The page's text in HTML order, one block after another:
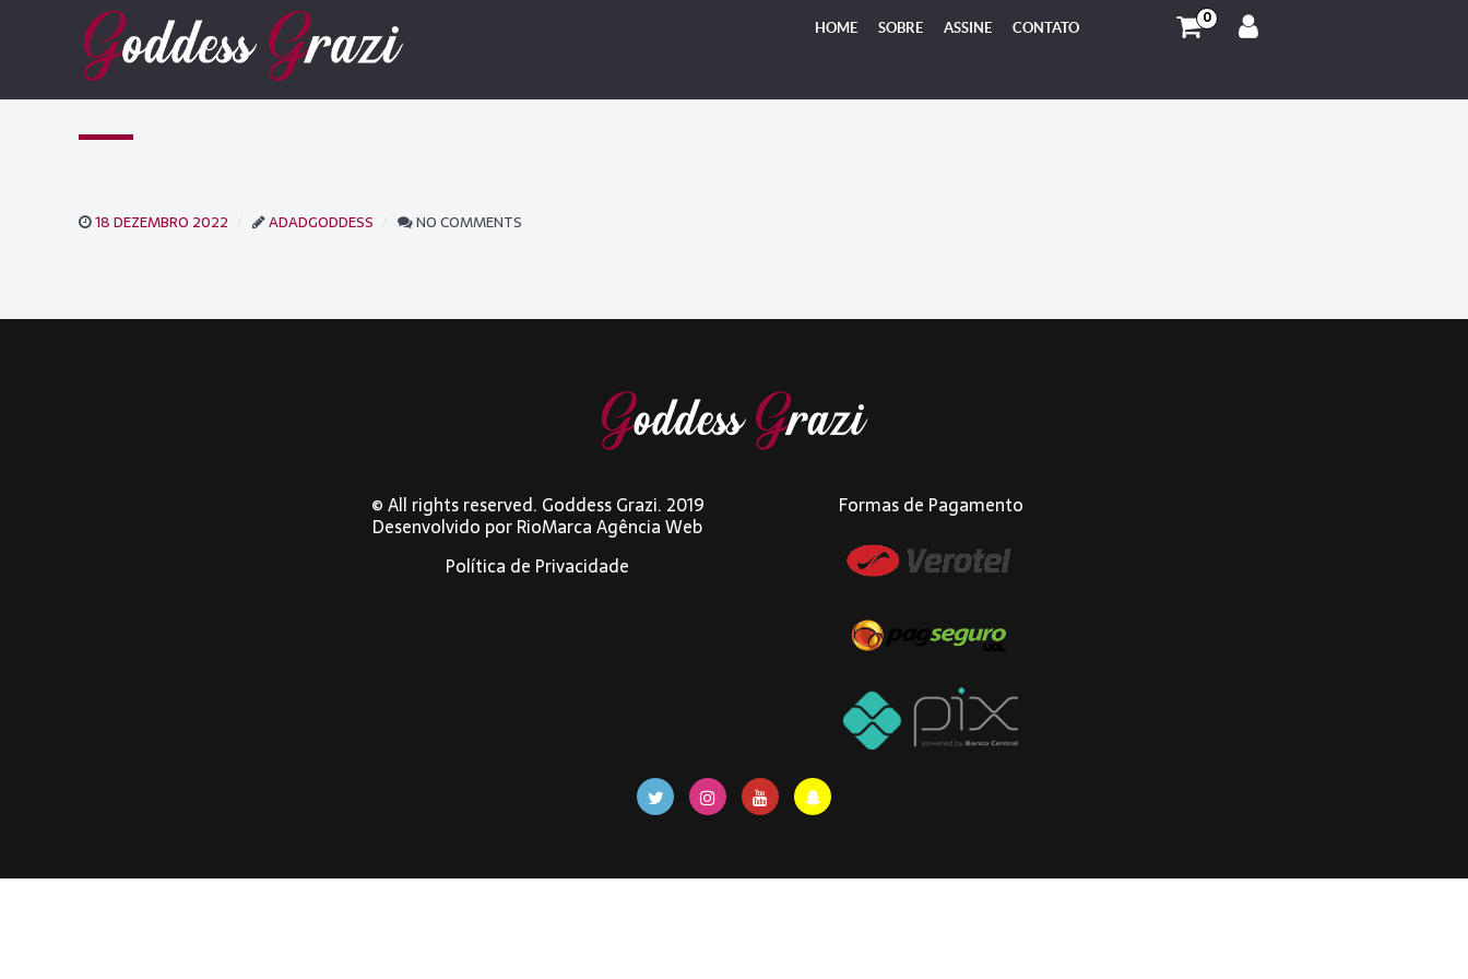
HOME SOBRE ASSINE CONTATO 0
18 DEZEMBRO 2022 ADADGODDESS NO COMMENTS
© All rights reserved. Goddess Grazi. 2019
Desenvolvido porRioMarca Agência Web
Política de Privacidade
Formas de Pagamento